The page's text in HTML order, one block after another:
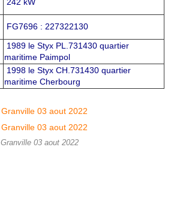
FG7696 : 227322130
1989 le Styx PL.731430 quartier
maritime Paimpol
1998 le Styx CH.731430 quartier
maritime Cherbourg
Granville 03 aout 2022